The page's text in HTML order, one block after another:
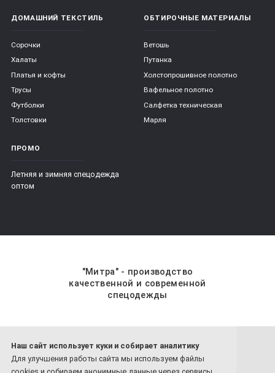
Наш сайт использует куки и собирает аналитику
Для улучшения работы сайта мы используем файлы
ДОМАШНИЙ ТЕКСТИЛЬ
Сорочки
Халаты
Платья и кофты
Трусы
Футболки
Толстовки
ОБТИРОЧНЫЕ МАТЕРИАЛЫ
Ветошь
Путанка
Холстопрошивное полотно
Вафельное полотно
Салфетка техническая
Марля
ПРОМО
Летняя и зимняя спецодежда
оптом
"Митра" - производство
качественной и современной
спецодежды
8 800-201-59-70
8 4932-26-77-81